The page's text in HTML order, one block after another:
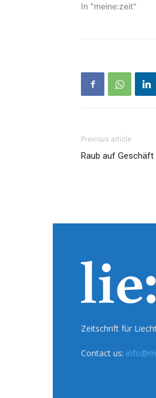
In "meine:zeit"
Previous article
Raub auf
Zeitschrift für
Contact us: